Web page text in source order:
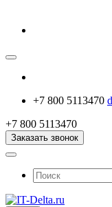
+7 800 5113470
+7 800 5113470
Заказать звонок